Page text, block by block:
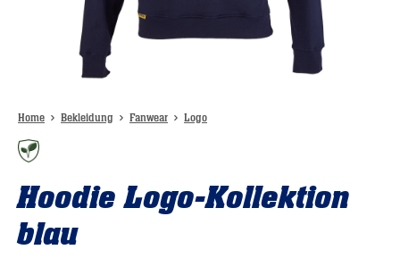
Home Bekleidung Fanwear Logo
Hoodie Logo-Kollektion
blau